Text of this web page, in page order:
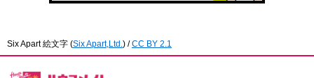
Six Apart 絵文字 (Six Apart,Ltd. ) /CC BY 2.1